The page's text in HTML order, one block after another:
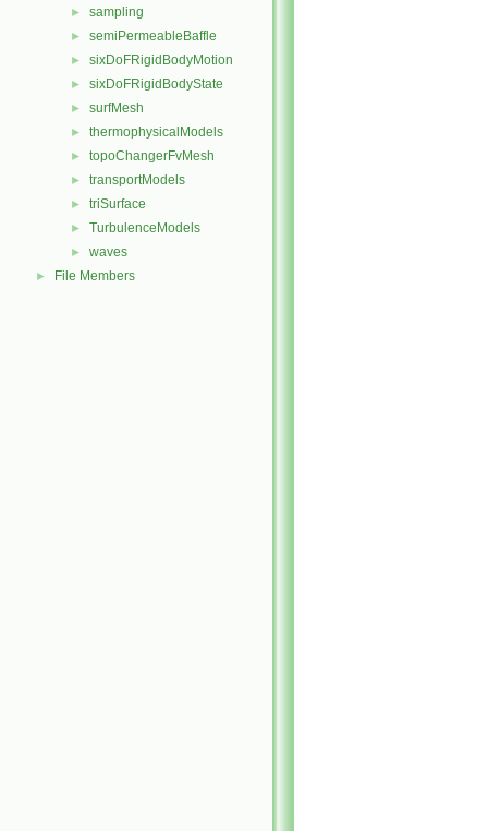
► sampling
► semiPermeableBaffle
► sixDoFRigidBodyMotion
► sixDoFRigidBodyState
► surfMesh
► thermophysicalModels
► topoChangerFvMesh
► transportModels
► triSurface
► TurbulenceModels
► waves
► File Members